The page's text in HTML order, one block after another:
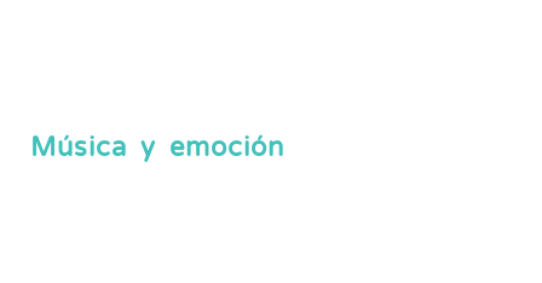
Música y emoción